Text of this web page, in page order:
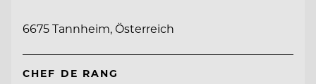
6675 Tannheim, Österreich
CHEF DE RANG